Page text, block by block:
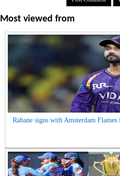
Most viewed from
Rahane signs with Amsterdam